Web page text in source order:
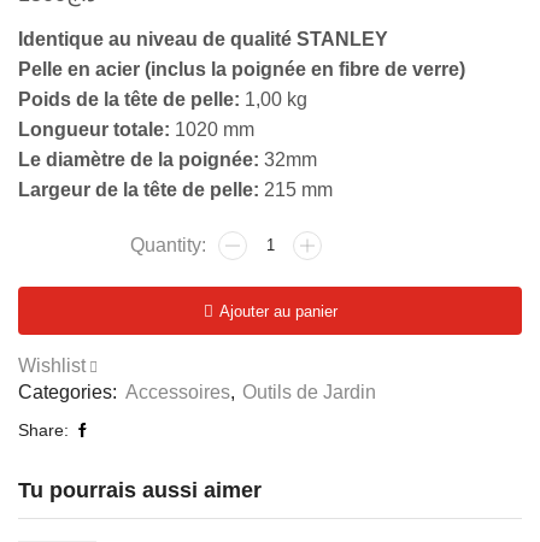
Identique au niveau de qualité STANLEY
Pelle en acier (inclus la poignée en fibre de verre)
Poids de la tête de pelle: 1,00 kg
Longueur totale: 1020 mm
Le diamètre de la poignée: 32mm
Largeur de la tête de pelle: 215 mm
quantité
en
THTH12102
Ajouter au panier
Wishlist
Categories: Accessoires, Outils de Jardin
Share:
Tu pourrais aussi aimer